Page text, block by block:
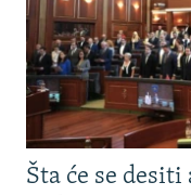
Šta će se